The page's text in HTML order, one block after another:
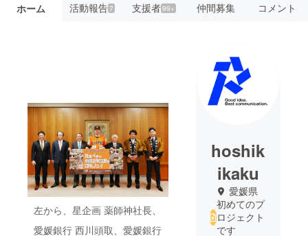
ホーム 活動報告7 支援者99+ 仲間募集 コメント
左から、星企画 薬師神社長、
愛媛銀行 西川頭取、愛媛銀行
hoshik
ikaku
愛媛県
初めてのプ
ロジェクト
です